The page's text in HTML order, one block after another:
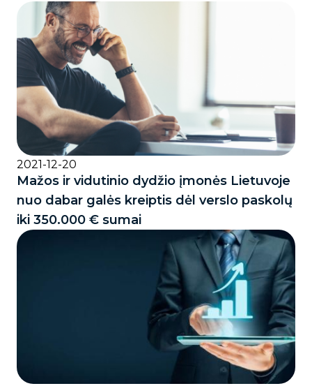
2021-12-20
Mažos ir vidutinio dydžio įmonės Lietuvoje
nuo dabar galės kreiptis dėl verslo paskolų
iki 350.000 € sumai